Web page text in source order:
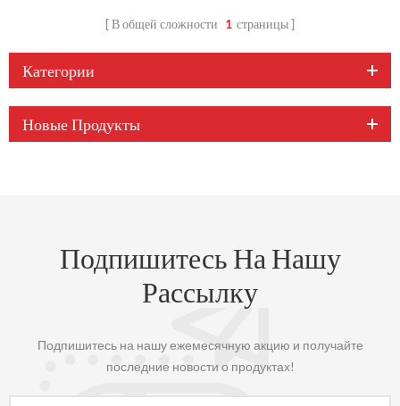
В общей сложности 1 страницы
Категории
Новые Продукты
Подпишитесь На Нашу
Рассылку
Подпишитесь на нашу ежемесячную акцию и получайте
последние новости о продуктах!